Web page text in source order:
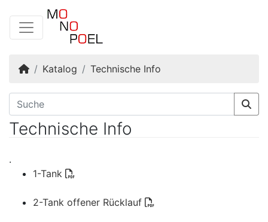
Startseite
Katalog Technische Info
Technische Info
.
1-Tank
2-Tank offener Rücklauf